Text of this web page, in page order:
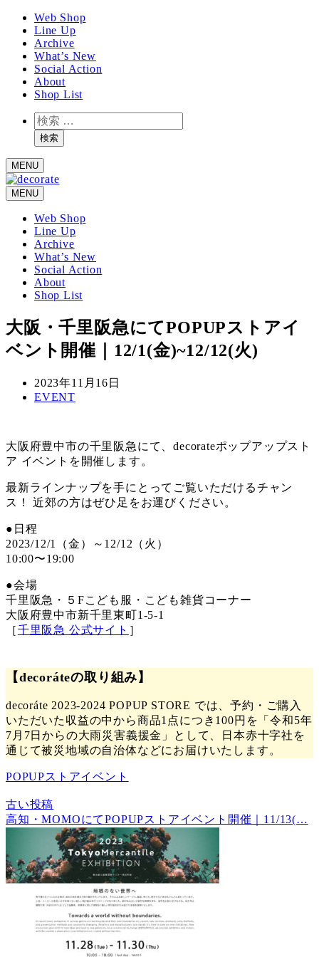
動
Web Shop
Line Up
Archive
What’s New
Social Action
About
Shop List
検
索検索
MENU
MENU
Web Shop
Line Up
Archive
What’s New
Social Action
About
Shop List
大阪・千里阪急にてPOPUPストアイ
ベント開催｜12/1(金)~12/12(火)
投
稿
2023年11月16日
カ
リ
ー
EVENT
大阪府豊中市の千里阪急にて、decorateポップアップスト
ア イベントを開催します。
最新ラインナップを手にとってご覧いただけるチャン
ス！ 近郊の方はぜひ足をお運びください。
●日程
2023/12/1（金）～12/12（火）
10:00〜19:00
●会場
千里阪急・５Fこども服・こども雑貨コーナー
大阪府豊中市新千里東町1-5-1
［千里阪急 公式サイト ］
【decoráteの取り組み】
decoráte 2023-2024 POPUP STORE では、予約・ご購入
いただいた収益の中から商品1点につき100円を「令和5年
7月7日からの大雨災害義援金」として、日本赤十字社を
通じて被災地域の自治体などにお届けいたします。
POPUPストアイベント
古い投稿
高知・MOMOにてPOPUPストアイベント開催｜11/13(…